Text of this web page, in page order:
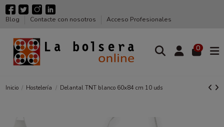
Blog Contacte con nosotros Acceso Profesionales
0
Inicio Hostelería Delantal TNT blanco 60x84 cm 10 uds